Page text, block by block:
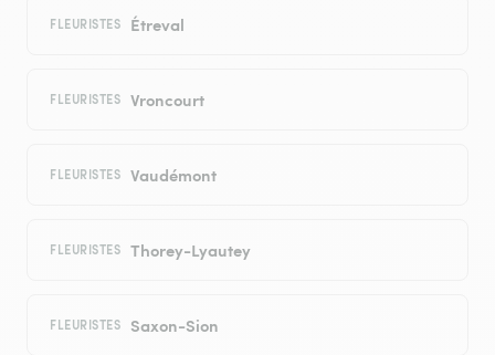
FLEURISTES Étreval
FLEURISTES Vroncourt
FLEURISTES Vaudémont
FLEURISTES Thorey-Lyautey
FLEURISTES Saxon-Sion